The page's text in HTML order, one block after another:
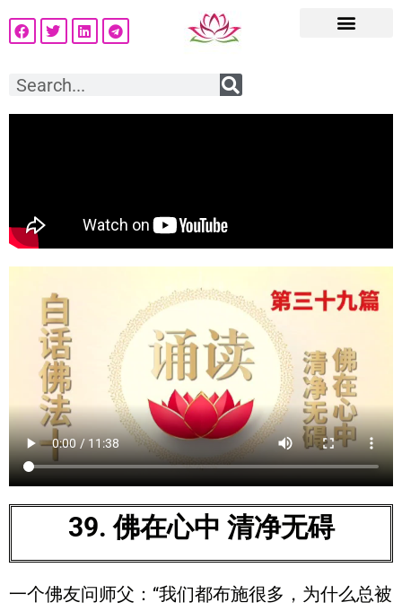
39. 佛在心中 清净无碍
一个佛友问师父：“我们都布施很多，为什么总被